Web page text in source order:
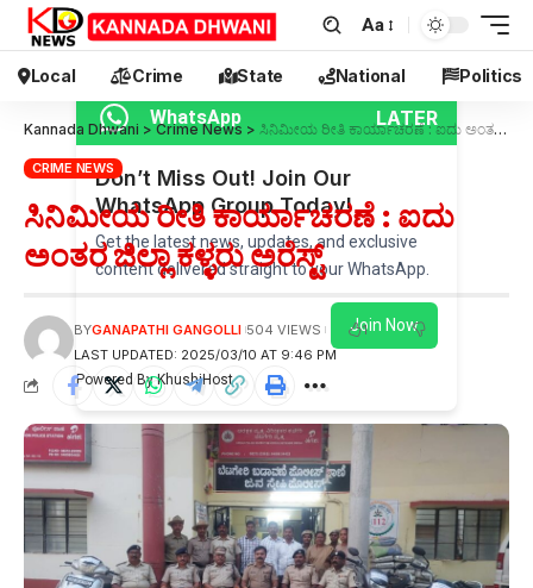
Aa
Local Crime State National Politics
Kannada Dhwani >Crime News > ಸಿನಿಮೀಯ ರೀತಿ ಕಾರ್ಯಾಚರಣೆ : ಐದು ಅಂತರ ಜಿಲ್ಲಾ ಕಳ್ಳರು ಅರೆಸ್ಟ್
CRIME NEWS
ಸಿನಿಮೀಯ ರೀತಿ ಕಾರ್ಯಾಚರಣೆ : ಐದು
ಅಂತರ ಜಿಲ್ಲಾ ಕಳ್ಳರು ಅರೆಸ್ಟ್
LAST UPDATED: 2025/03/10 AT 9:46 PM
BYGANAPATHI GANGOLLI 504 VIEWS 1
WhatsApp LATER
Don’t Miss Out! Join Our
WhatsApp Group Today!
Get the latest news, updates, and exclusive
content delivered straight to your WhatsApp.
Join Now
Powered By KhushiHost